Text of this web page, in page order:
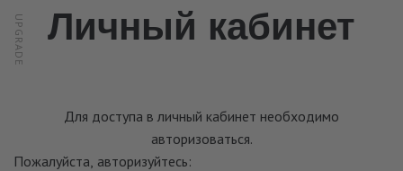
Личный кабинет
Для доступа в личный кабинет необходимо
авторизоваться.
Пожалуйста, авторизуйтесь: